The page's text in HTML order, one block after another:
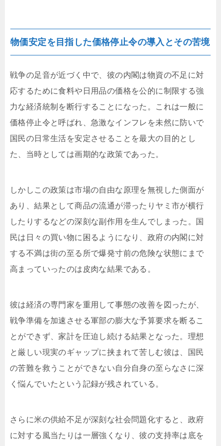
物価安定を目指した価格停止令の導入とその苦境
戦争の足音が近づく中で、彼の内閣は物資の不足に対
応するために食料や日用品の価格を公的に制限する強
力な経済統制を断行することになった。これは一般に
価格停止令と呼ばれ、急激なインフレを未然に防いで
国民の日常生活を安定させることを最大の目的とし
た、当時としては画期的な政策であった。
しかしこの政策は市場の自由な原理を無視した側面が
あり、結果として商品の流通が滞ったりヤミ市が横行
したりするなどの深刻な副作用を生んでしまった。国
民は日々の買い物に困るようになり、政府の内閣に対
する不満は街の至る所で爆発寸前の危険な状態にまで
高まっていったのは皮肉な結果である。
彼は経済の専門家を重用して事態の改善を図ったが、
戦争準備を加速させる軍部の膨大な予算要求を断るこ
とができず、家計を圧迫し続ける結果となった。理想
と厳しい現実のギャップに挟まれて苦しむ彼は、国民
の苦難を救うことができない自分自身の至らなさに深
く悩んでいたという記録が残されている。
さらに米の供給不足が深刻な社会問題化すると、政府
に対する風当たりは一層強くなり、彼の支持率は底を